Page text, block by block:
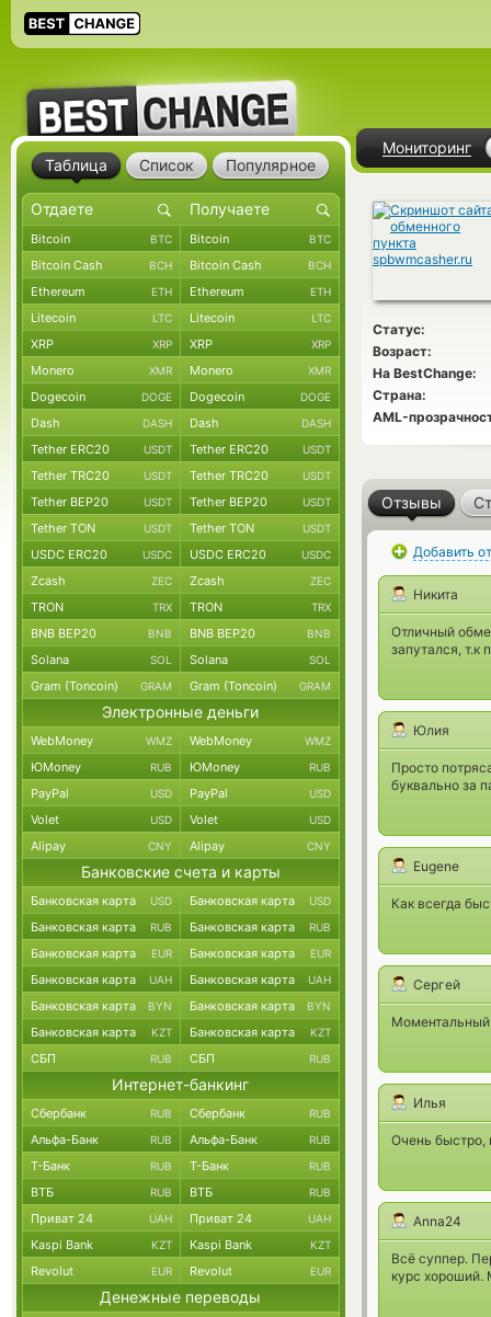
Мониторинг
Статус:
Возраст:
На BestChange:
Страна:
AML-
Отзывы
Добавить
Никита
Отличный
запутался, т.к
Юлия
Просто
буквально за
Eugene
Как всегда
Сергей
Моментальный
Илья
Очень быстро,
Anna24
Всё суппер.
курс хороший.
Таблица Список Популярное
Bitcoin BTC Bitcoin BTC
Bitcoin Cash BCH Bitcoin Cash BCH
Ethereum ETH Ethereum ETH
Litecoin LTC Litecoin LTC
XRP XRP XRP XRP
Monero XMR Monero XMR
Dogecoin DOGE Dogecoin DOGE
Dash DASH Dash DASH
Tether ERC20 USDT Tether ERC20 USDT
Tether TRC20 USDT Tether TRC20 USDT
Tether BEP20 USDT Tether BEP20 USDT
Tether TON USDT Tether TON USDT
USDC ERC20 USDC USDC ERC20 USDC
Zcash ZEC Zcash ZEC
TRON TRX TRON TRX
BNB BEP20 BNB BNB BEP20 BNB
Solana SOL Solana SOL
Gram (Toncoin) GRAM Gram (Toncoin) GRAM
Электронные деньги
WebMoney WMZ WebMoney WMZ
ЮMoney RUB ЮMoney RUB
PayPal USD PayPal USD
Volet USD Volet USD
Alipay CNY Alipay CNY
Банковские счета и карты
Банковская карта USD Банковская карта USD
Банковская карта RUB Банковская карта RUB
Банковская карта EUR Банковская карта EUR
Банковская карта UAH Банковская карта UAH
Банковская карта BYN Банковская карта BYN
Банковская карта KZT Банковская карта KZT
СБП RUB СБП RUB
Интернет-банкинг
Сбербанк RUB Сбербанк RUB
Альфа-Банк RUB Альфа-Банк RUB
Т-Банк RUB Т-Банк RUB
ВТБ RUB ВТБ RUB
Приват 24 UAH Приват 24 UAH
Kaspi Bank KZT Kaspi Bank KZT
Revolut EUR Revolut EUR
Денежные переводы